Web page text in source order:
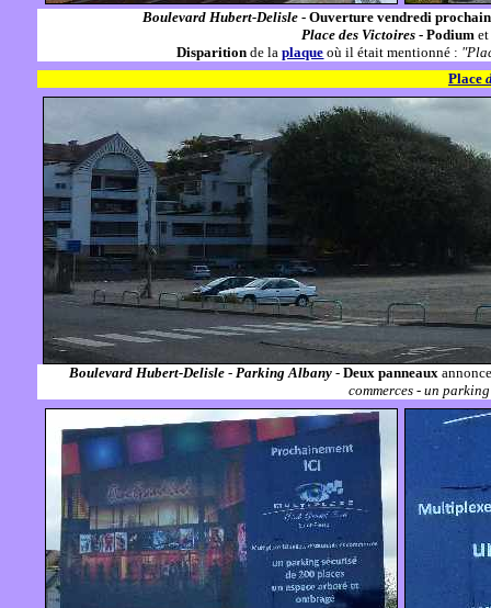
Boulevard Hubert-Delisle - Ouverture vendredi prochain
Place des Victoires - Podium
Disparition de laplaque où il était mentionné :
Place
Boulevard Hubert-Delisle - Parking Albany - Deux panneaux
commerces - un